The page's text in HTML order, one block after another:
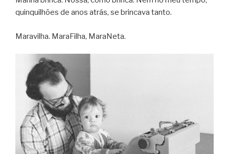
quinquilhões de anos atrás, se brincava tanto.
Maravilha. MaraFilha, MaraNeta.